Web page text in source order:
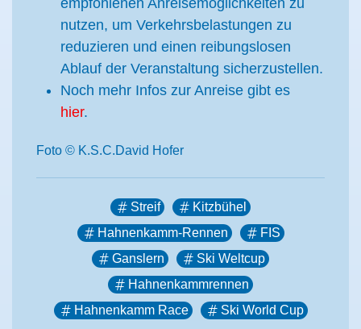
nutzen, um Verkehrsbelastungen zu
reduzieren und einen reibungslosen
Ablauf der Veranstaltung sicherzustellen.
Noch mehr Infos zur Anreise gibt es
hier.
Foto © K.S.C.David Hofer
Streif
Kitzbühel
Hahnenkamm-Rennen
FIS
Ganslern
Ski Weltcup
Hahnenkammrennen
Hahnenkamm Race
Ski World Cup